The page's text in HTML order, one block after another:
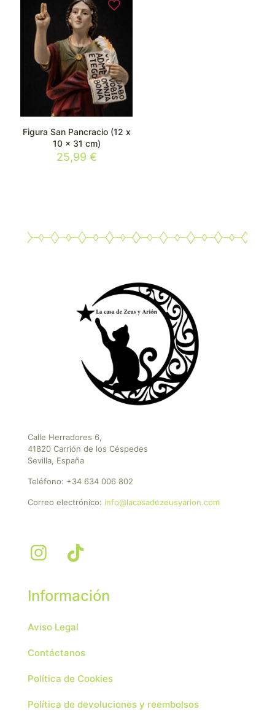
Figura San Pancracio (12 x
10 x 31 cm)
25,99 €
Calle Herradores 6,
41820 Carrión de los Céspedes
Sevilla, España
Teléfono: +34 634 006 802
Correo electrónico: info@lacasadezeusyarion.com
Información
Aviso Legal
Contáctanos
Política de Cookies
Política de devoluciones y reembolsos